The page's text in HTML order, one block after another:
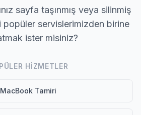
sayfa taşınmış veya silinmiş
popüler servislerimizden birine
ister misiniz?
HIZMETLER
MacBook Tamiri